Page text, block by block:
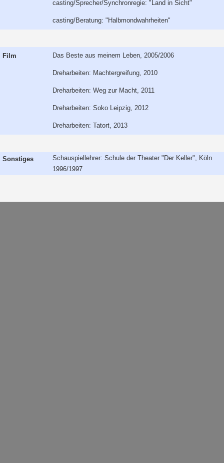
casting/Sprecher/Synchronregie: "Land in Sicht"
casting/Beratung: "Halbmondwahrheiten"
Film Das Beste aus meinem Leben, 2005/2006
Dreharbeiten: Machtergreifung, 2010
Dreharbeiten: Weg zur Macht, 2011
Dreharbeiten: Soko Leipzig, 2012
Dreharbeiten: Tatort, 2013
Sonstiges
Schauspiellehrer: Schule der Theater "Der Keller", Köln
1996/1997